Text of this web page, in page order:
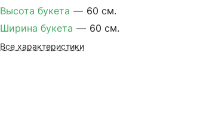
Высота букета — 60 см.
Ширина букета — 60 см.
Все характеристики